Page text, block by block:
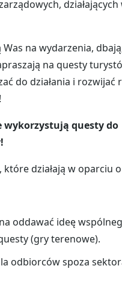
działających
na wydarzenia,
na questy
do działania i rozwijać
wykorzystują questy do
działają w oparciu
oddawać ideę
(gry terenowe).
odbiorców spoza